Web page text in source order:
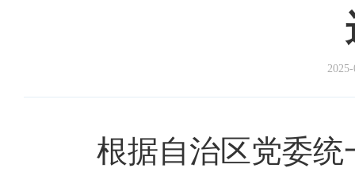
根据自治区党委统